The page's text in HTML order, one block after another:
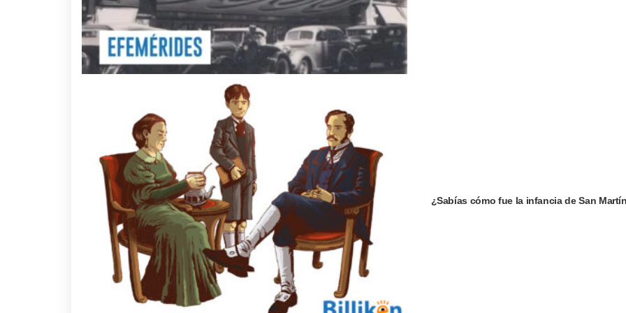
¿Sabías cómo fue la infancia de San